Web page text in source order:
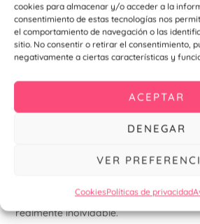
cookies para almacenar y/o acceder a la
consentimiento de estas tecnologías nos
el comportamiento de navegación o las
sitio. No consentir o retirar el consentimiento,
negativamente a ciertas características y
ACEPTAR
DENEGAR
VER
CookiesPolíticas de privacidad
Meseros personalizados ,
estilo para mantener la armonía
Con todos estos elementos, logramos
tu boda estécoordinado a la
experiencia visual inolvidable para ti y
asegurarte de que cada aspecto de tu
el último detalle, trabajamos para que
realmente inolvidable.